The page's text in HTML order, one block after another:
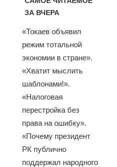
ЗА ВЧЕРА
«Токаев объявил
режим тотальной
экономии в стране».
«Хватит мыслить
шаблонами!».
«Налоговая
перестройка без
права на ошибку».
«Почему президент
РК публично
поддержал народного